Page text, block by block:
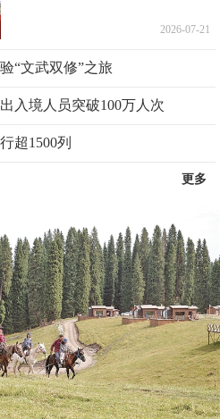
2026-07-21
“文武双修”之旅
入境人员突破100万人次
超1500列
更多